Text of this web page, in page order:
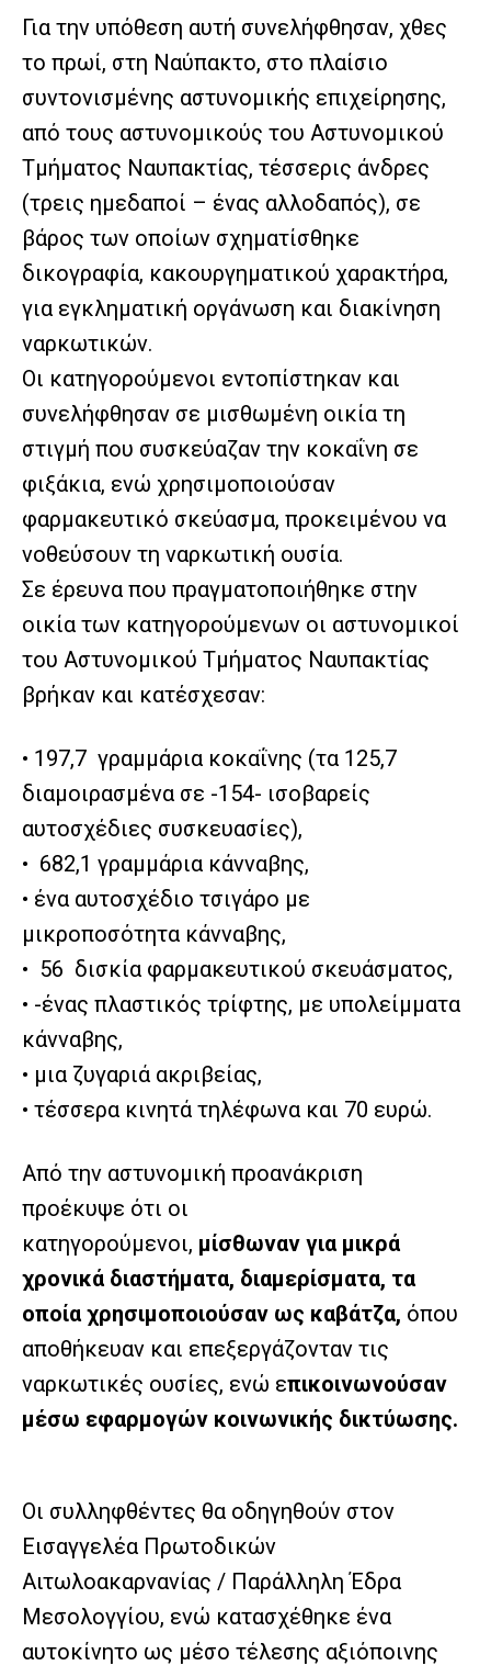
Για την υπόθεση αυτή συνελήφθησαν, χθες
το πρωί, στη Ναύπακτο, στο πλαίσιο
συντονισμένης αστυνομικής επιχείρησης,
από τους αστυνομικούς του Αστυνομικού
Τμήματος Ναυπακτίας, τέσσερις άνδρες
(τρεις ημεδαποί – ένας αλλοδαπός), σε
βάρος των οποίων σχηματίσθηκε
δικογραφία, κακουργηματικού χαρακτήρα,
για εγκληματική οργάνωση και διακίνηση
ναρκωτικών.
Οι κατηγορούμενοι εντοπίστηκαν και
συνελήφθησαν σε μισθωμένη οικία τη
στιγμή που συσκεύαζαν την κοκαΐνη σε
φιξάκια, ενώ χρησιμοποιούσαν
φαρμακευτικό σκεύασμα, προκειμένου να
νοθεύσουν τη ναρκωτική ουσία.
Σε έρευνα που πραγματοποιήθηκε στην
οικία των κατηγορούμενων οι αστυνομικοί
του Αστυνομικού Τμήματος Ναυπακτίας
βρήκαν και κατέσχεσαν:
• 197,7 γραμμάρια κοκαΐνης (τα 125,7
διαμοιρασμένα σε -154- ισοβαρείς
αυτοσχέδιες συσκευασίες),
• 682,1 γραμμάρια κάνναβης,
• ένα αυτοσχέδιο τσιγάρο με
μικροποσότητα κάνναβης,
• 56 δισκία φαρμακευτικού σκευάσματος,
• -ένας πλαστικός τρίφτης, με υπολείμματα
κάνναβης,
• μια ζυγαριά ακριβείας,
• τέσσερα κινητά τηλέφωνα και 70 ευρώ.
Από την αστυνομική προανάκριση
προέκυψε ότι οι
κατηγορούμενοι, μίσθωναν για μικρά
χρονικά διαστήματα, διαμερίσματα, τα
οποία χρησιμοποιούσαν ως καβάτζα, όπου
αποθήκευαν και επεξεργάζονταν τις
ναρκωτικές ουσίες, ενώ επικοινωνούσαν
μέσω εφαρμογών κοινωνικής δικτύωσης.
Οι συλληφθέντες θα οδηγηθούν στον
Εισαγγελέα Πρωτοδικών
Αιτωλοακαρνανίας / Παράλληλη Έδρα
Μεσολογγίου, ενώ κατασχέθηκε ένα
αυτοκίνητο ως μέσο τέλεσης αξιόποινης